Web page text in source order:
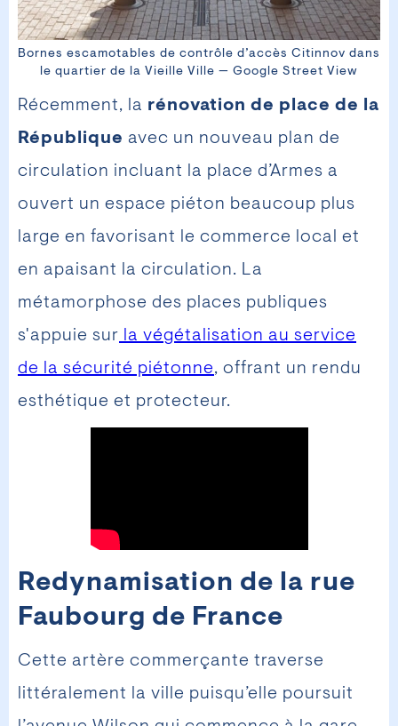
Bornes escamotables de contrôle d’accès Citinnov dans
le quartier de la Vieille Ville — Google Street View
Récemment, la rénovation de place de la
République avec un nouveau plan de
circulation incluant la place d’Armes a
ouvert un espace piéton beaucoup plus
large en favorisant le commerce local et
en apaisant la circulation. La
métamorphose des places publiques
s'appuie sur la végétalisation au service
de la sécurité piétonne, offrant un rendu
esthétique et protecteur.
Redynamisation de la rue
Faubourg de France
Cette artère commerçante traverse
littéralement la ville puisqu’elle poursuit